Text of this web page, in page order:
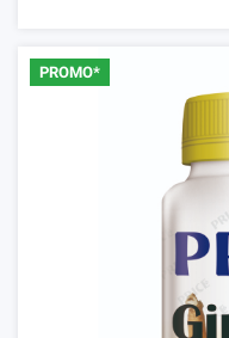
PROMO*